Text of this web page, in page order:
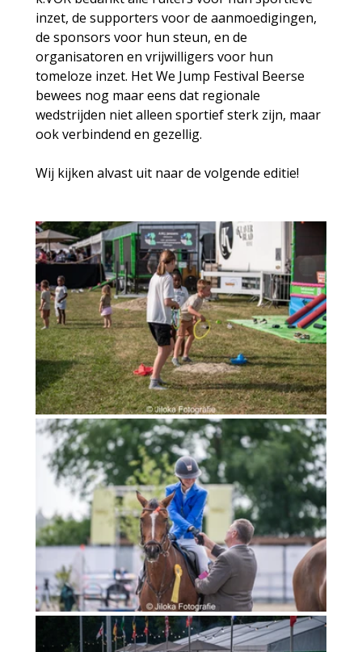
inzet, de supporters voor de aanmoedigingen,
de sponsors voor hun steun, en de
organisatoren en vrijwilligers voor hun
tomeloze inzet. Het We Jump Festival Beerse
bewees nog maar eens dat regionale
wedstrijden niet alleen sportief sterk zijn, maar
ook verbindend en gezellig.
Wij kijken alvast uit naar de volgende editie!